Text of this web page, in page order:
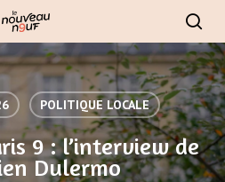
POLITIQUE LOCALE
9 : l’interview de
Dulermo